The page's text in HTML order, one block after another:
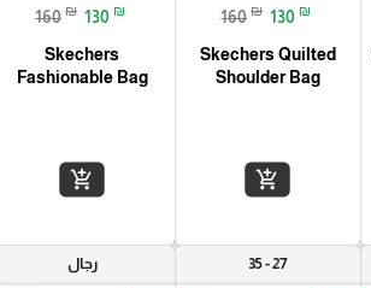
160 ₪ 130 ₪
Skechers Quilted
Shoulder Bag
add_shopping_cart
160 ₪ 130 ₪
Skechers
Fashionable Bag
add_shopping_cart
27 - 35 رجال